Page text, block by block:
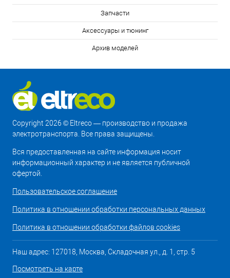
Запчасти
Аксессуары и тюнинг
Архив моделей
Copyright 2026 © Eltreco — производство и продажа
электротранспорта. Все права защищены.
Вся предоставленная на сайте информация носит
информационный характер и не является публичной
офертой.
Пользовательское соглашение
Политика в отношении обработки персональных данных
Политика в отношении обработки файлов cookies
Наш адрес: 127018, Москва, Складочная ул., д. 1, стр. 5
Посмотреть на карте